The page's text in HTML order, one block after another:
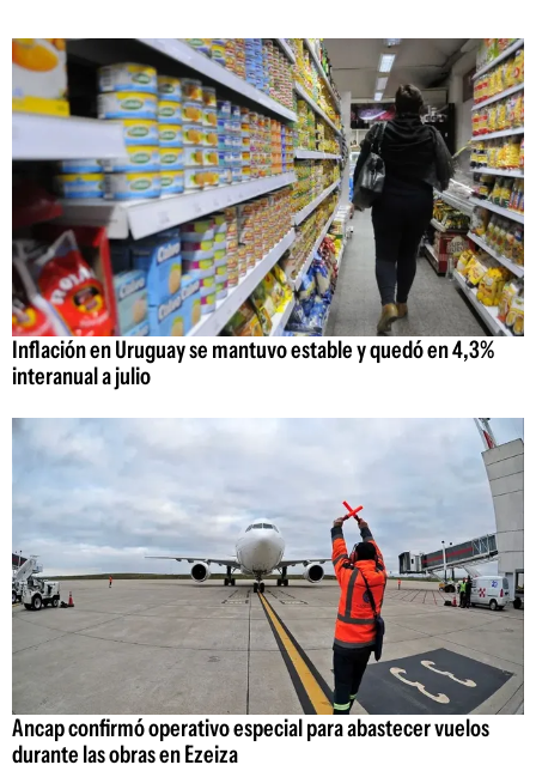
Inflación en Uruguay se mantuvo estable y quedó en 4,3%
interanual a julio
Ancap confirmó operativo especial para abastecer vuelos
durante las obras en Ezeiza